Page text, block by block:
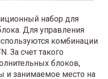
набор для
Для управления
комбинации
За счет такого
блоков,
и занимаемое место на